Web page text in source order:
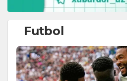
Futbol